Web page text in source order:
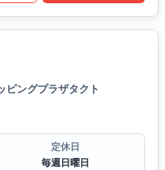
ピングプラザタクト
定休日
毎週日曜日